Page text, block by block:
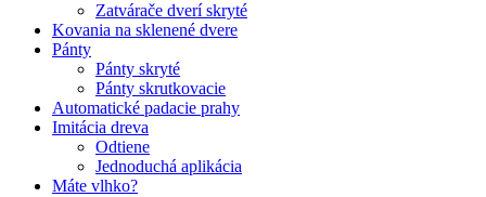
Zatvárače dverí skryté
Kovania na sklenené dvere
Pánty
Pánty skryté
Pánty skrutkovacie
Automatické padacie prahy
Imitácia dreva
Odtiene
Jednoduchá aplikácia
Máte vlhko?